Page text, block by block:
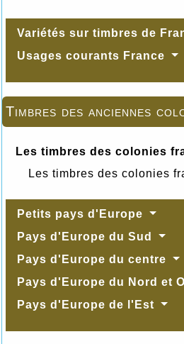
Variétés sur timbres de
Usages courants France
Timbres des anciennes
Les timbres des colonies
Les timbres des colonies
Petits pays d'Europe
Pays d'Europe du Sud
Pays d'Europe du centre
Pays d'Europe du Nord et
Pays d'Europe de l'Est